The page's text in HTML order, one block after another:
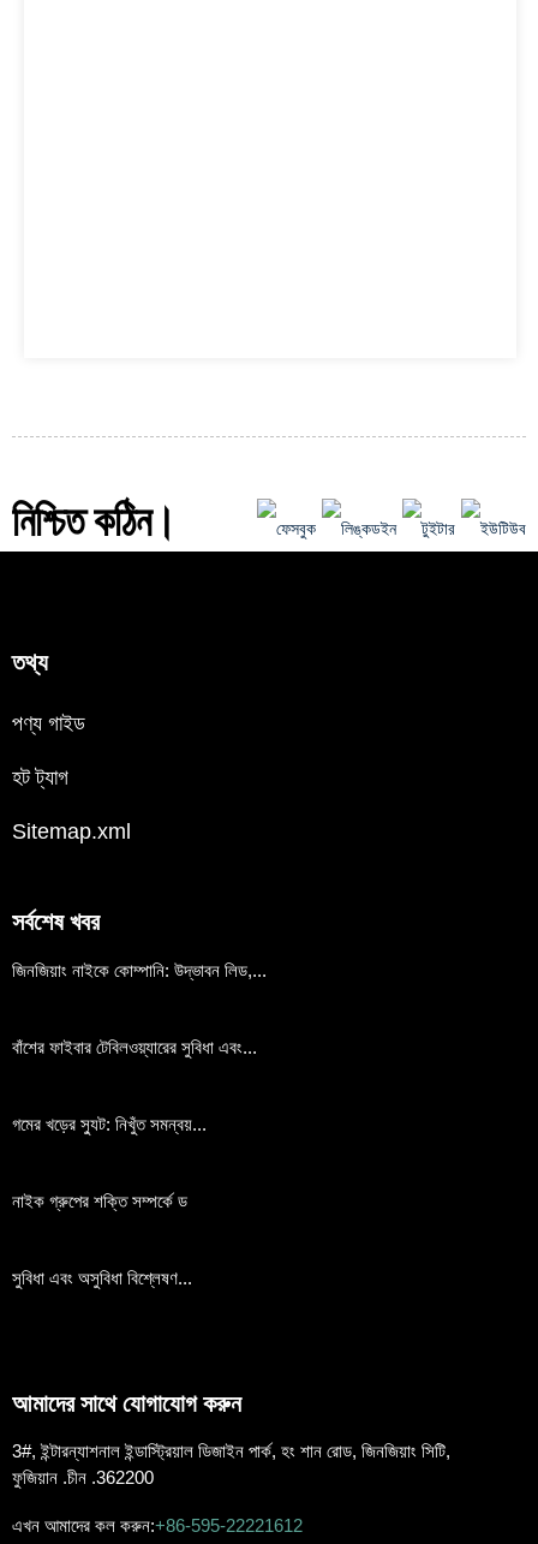
নিশ্চিত কঠিন।
তথ্য
পণ্য গাইড
হট ট্যাগ
Sitemap.xml
সর্বশেষ খবর
জিনজিয়াং নাইকে কোম্পানি: উদ্ভাবন লিড,...
বাঁশের ফাইবার টেবিলওয়্যারের সুবিধা এবং...
গমের খড়ের স্যুট: নিখুঁত সমন্বয়...
নাইক গ্রুপের শক্তি সম্পর্কে ড
সুবিধা এবং অসুবিধা বিশ্লেষণ...
আমাদের সাথে যোগাযোগ করুন
3#, ইন্টারন্যাশনাল ইন্ডাস্ট্রিয়াল ডিজাইন পার্ক, হং শান রোড, জিনজিয়াং সিটি,
ফুজিয়ান .চীন .362200
এখন আমাদের কল করুন:+86-595-22221612